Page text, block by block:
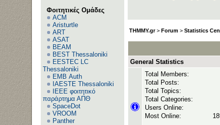
Φοιτητικές Ομάδες
ACM
Aristurtle
ART
ASAT
BEAM
BEST Thessaloniki
EESTEC LC
Thessaloniki
EΜΒ Auth
IAESTE Thessaloniki
IEEE φοιτητικό
παράρτημα ΑΠΘ
SpaceDot
VROOM
Panther
THMMY.gr> Forum > Statistics
General Statistics
Total Members:
Total Posts:
Total Topics:
Total Categories:
Users Online:
Most Online: